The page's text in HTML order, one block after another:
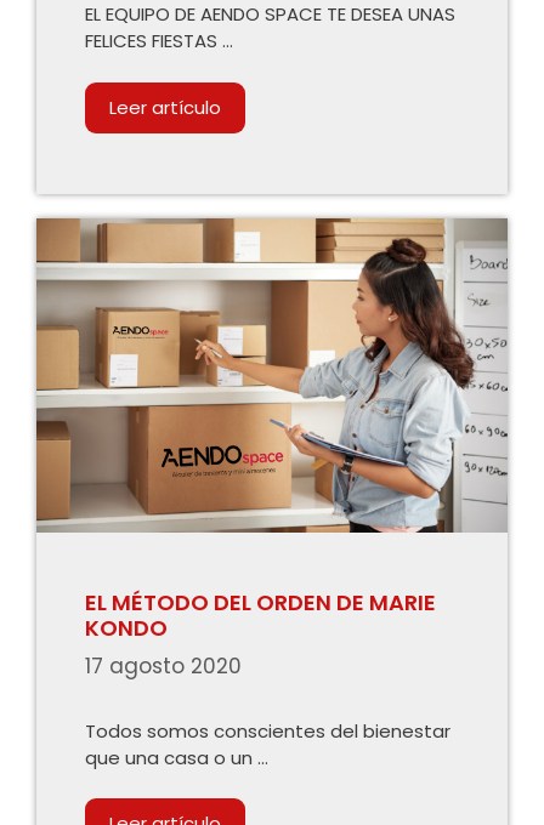
EL EQUIPO DE AENDO SPACE TE DESEA UNAS
FELICES FIESTAS …
Leer artículo
EL MÉTODO DEL ORDEN DE MARIE
KONDO
17 agosto 2020
Todos somos conscientes del bienestar
que una casa o un …